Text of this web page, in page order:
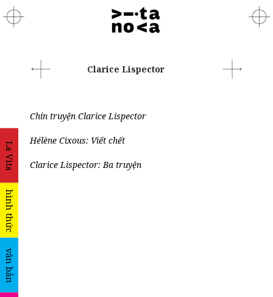
La Vita
hình thức
văn bản
Clarice Lispector
Chín truyện Clarice Lispector
Hélène Cixous: Viết chết
Clarice Lispector: Ba truyện